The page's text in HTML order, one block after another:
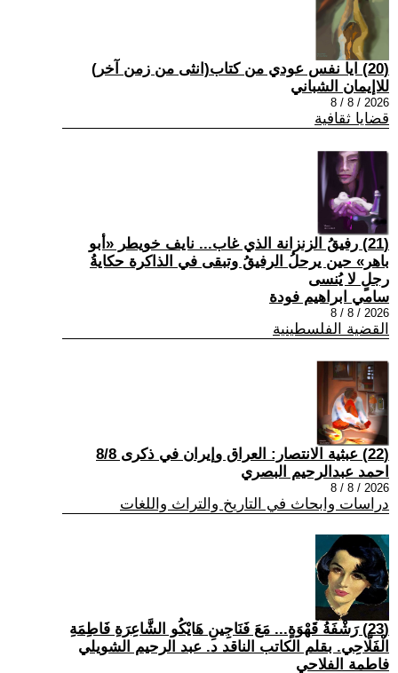
(20) ايا نفس عودي من كتاب(انثى من زمن آخر)
للاإيمان الشباني
2026 / 8 / 8
قضايا ثقافية
(21) رفيقُ الزنزانة الذي غاب... نايف خويطر «أبو
باهر» حين يرحلُ الرفيقُ وتبقى في الذاكرة حكايةُ
رجلٍ لا يُنسى
سامي ابراهيم فودة
2026 / 8 / 8
القضية الفلسطينية
(22) عبثية الانتصار: العراق وإيران في ذكرى 8/8
احمد عبدالرحيم البصري
2026 / 8 / 8
دراسات وابحاث في التاريخ والتراث واللغات
(23) رَشْفَةُ قَهْوَةٍ... مَعَ فَنَاجِينِ هَايْكُو الشَّاعِرَةِ فَاطِمَةِ
الْفَلَّاحِي. بقلم الكاتب الناقد د. عبد الرحيم الشويلي
فاطمة الفلاحي